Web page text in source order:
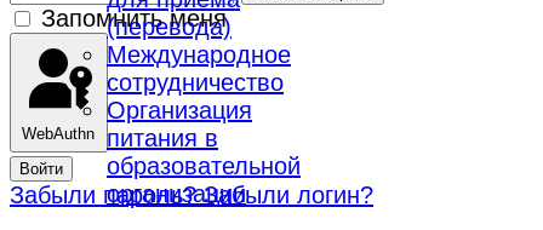
(перевода)
Международное
сотрудничество
Организация
питания в
образовательной
организации
Запомнить меня
WebAuthn
Войти
Забыли пароль?Забыли логин?